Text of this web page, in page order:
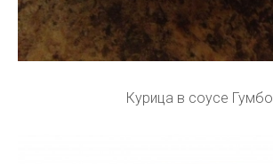
Курица в соусе Гумбо